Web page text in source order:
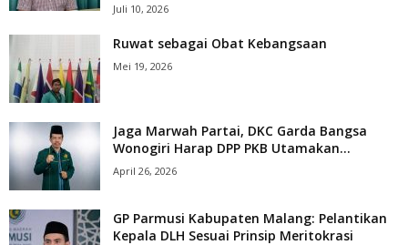
Juli 10, 2026
Ruwat sebagai Obat Kebangsaan
Mei 19, 2026
Jaga Marwah Partai, DKC Garda Bangsa
Wonogiri Harap DPP PKB Utamakan...
April 26, 2026
GP Parmusi Kabupaten Malang: Pelantikan
Kepala DLH Sesuai Prinsip Meritokrasi